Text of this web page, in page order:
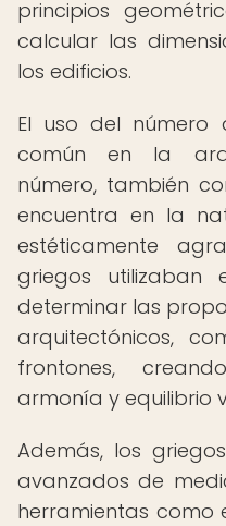
principios
calcular las
los edificios.
El uso del número
común en la
número, también
encuentra en la
estéticamente
griegos utilizaban
determinar las
arquitectónicos,
frontones,
armonía y equilibrio
Además, los
avanzados de
herramientas